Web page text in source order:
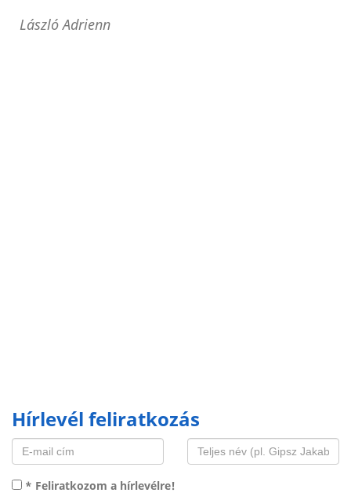
László Adrienn
Hírlevél feliratkozás
* Feliratkozom a hírlevélre!